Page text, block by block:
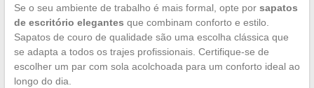
Se o seu ambiente de trabalho é mais formal, opte por sapatos
de escritório elegantes que combinam conforto e estilo.
Sapatos de couro de qualidade são uma escolha clássica que
se adapta a todos os trajes profissionais. Certifique-se de
escolher um par com sola acolchoada para um conforto ideal ao
longo do dia.